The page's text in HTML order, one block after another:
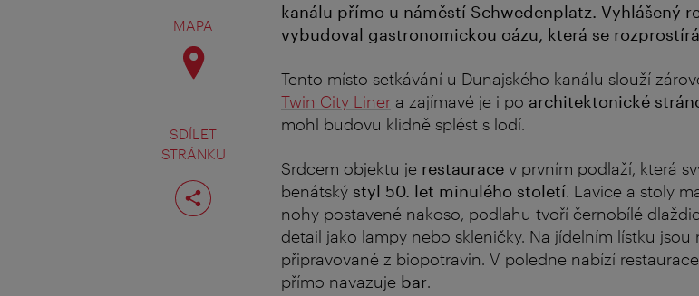
MAPA
SDÍLET
STRÁNKU
Rozdělit
stranu
kanálu přímo u náměstí Schwedenplatz. Vyhlášený
vybudoval gastronomickou oázu, která se
Tento místo setkávání u Dunajského kanálu slouží
Twin City Liner a zajímavé je i po architektonické
mohl budovu klidně splést s lodí.
Srdcem objektu je restaurace v prvním podlaží, která
benátský styl 50. let minulého století. Lavice a stoly
nohy postavené nakoso, podlahu tvoří černobílé
detail jako lampy nebo skleničky. Na jídelním lístku jsou
připravované z biopotravin. V poledne nabízí
přímo navazuje bar.